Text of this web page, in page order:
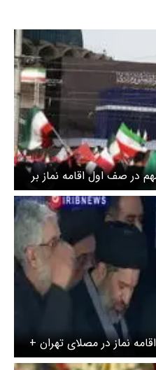
صف اول اقامه نماز بر
+ عکس
رهبر شهید برای اقامه نماز در مصلای تهران +